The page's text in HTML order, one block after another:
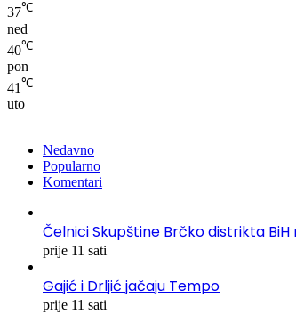
37℃
ned
40℃
pon
41 ℃
uto
Nedavno
Popularno
Komentari
Čelnici Skupštine Brčko distrikta
prije 11 sati
Gajić i Drljić jačaju Tempo
prije 11 sati